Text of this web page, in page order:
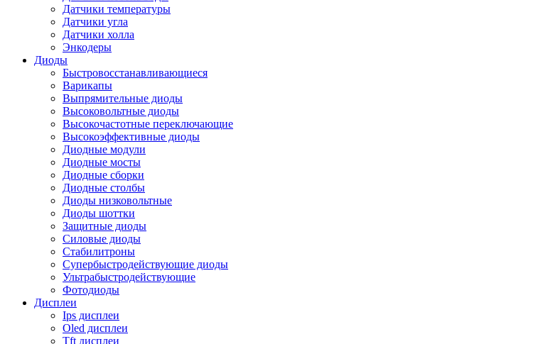
Датчики температуры
Датчики угла
Датчики холла
Энкодеры
Диоды
Быстровосстанавливающиеся
Варикапы
Выпрямительные диоды
Высоковольтные диоды
Высокочастотные переключающие
Высокоэффективные диоды
Диодные модули
Диодные мосты
Диодные сборки
Диодные столбы
Диоды низковольтные
Диоды шоттки
Защитные диоды
Силовые диоды
Стабилитроны
Супербыстродействующие диоды
Ультрабыстродействующие
Фотодиоды
Дисплеи
Ips дисплеи
Oled дисплеи
Tft дисплеи